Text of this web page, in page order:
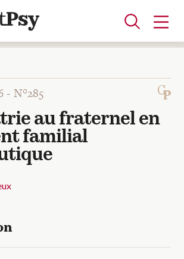
-N°285
au fraternel en
familial